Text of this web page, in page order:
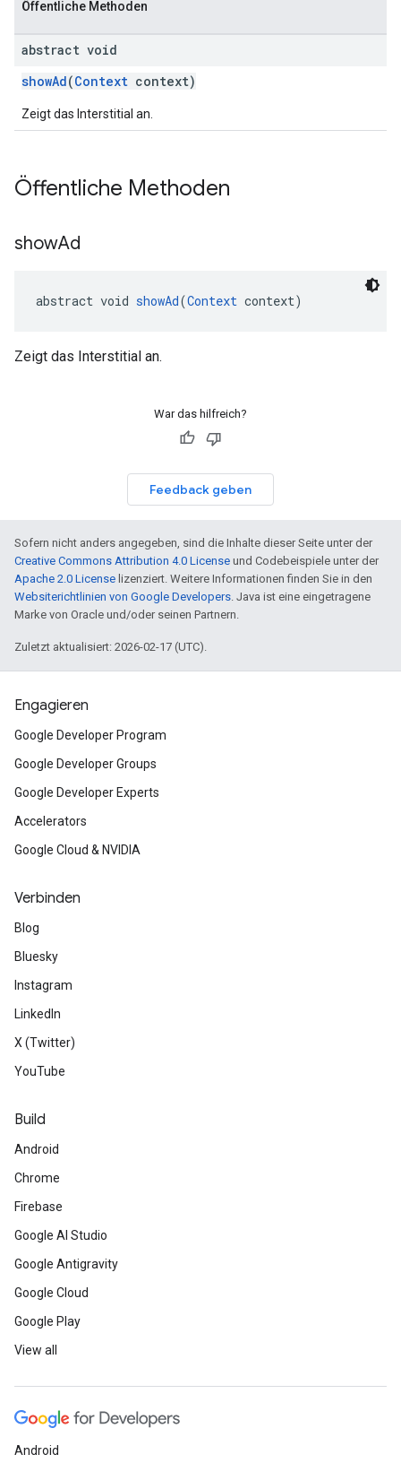
Öffentliche Methoden
abstract void
showAd(Context context)
Zeigt das Interstitial an.
Öffentliche Methoden
showAd
abstract void showAd(Context context)
Zeigt das Interstitial an.
War das hilfreich?
Feedback geben
Sofern nicht anders angegeben, sind die Inhalte dieser Seite unter der
Creative Commons Attribution 4.0 License und Codebeispiele unter der
Apache 2.0 License lizenziert. Weitere Informationen finden Sie in den
Websiterichtlinien von Google Developers. Java ist eine eingetragene
Marke von Oracle und/oder seinen Partnern.
Zuletzt aktualisiert: 2026-02-17 (UTC).
Engagieren
Google Developer Program
Google Developer Groups
Google Developer Experts
Accelerators
Google Cloud & NVIDIA
Verbinden
Blog
Bluesky
Instagram
LinkedIn
X (Twitter)
YouTube
Build
Android
Chrome
Firebase
Google AI Studio
Google Antigravity
Google Cloud
Google Play
View all
Android